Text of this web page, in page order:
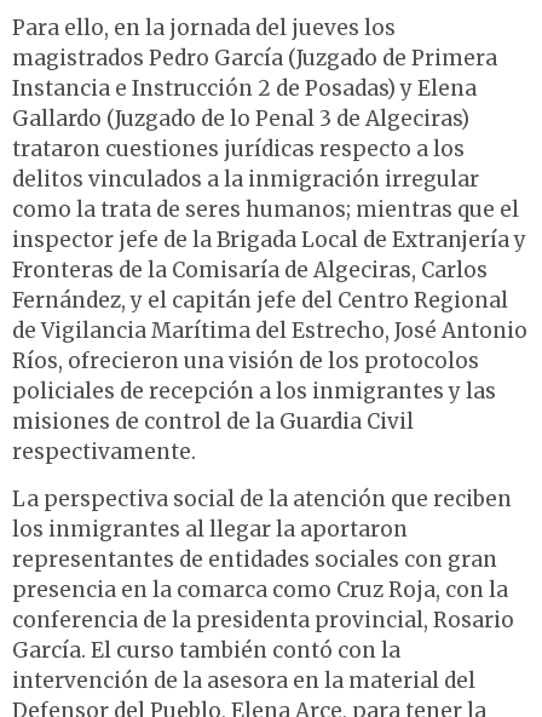
Para ello, en la jornada del jueves los
magistrados Pedro García (Juzgado de Primera
Instancia e Instrucción 2 de Posadas) y Elena
Gallardo (Juzgado de lo Penal 3 de Algeciras)
trataron cuestiones jurídicas respecto a los
delitos vinculados a la inmigración irregular
como la trata de seres humanos; mientras que el
inspector jefe de la Brigada Local de Extranjería y
Fronteras de la Comisaría de Algeciras, Carlos
Fernández, y el capitán jefe del Centro Regional
de Vigilancia Marítima del Estrecho, José Antonio
Ríos, ofrecieron una visión de los protocolos
policiales de recepción a los inmigrantes y las
misiones de control de la Guardia Civil
respectivamente.
La perspectiva social de la atención que reciben
los inmigrantes al llegar la aportaron
representantes de entidades sociales con gran
presencia en la comarca como Cruz Roja, con la
conferencia de la presidenta provincial, Rosario
García. El curso también contó con la
intervención de la asesora en la material del
Defensor del Pueblo, Elena Arce, para tener la